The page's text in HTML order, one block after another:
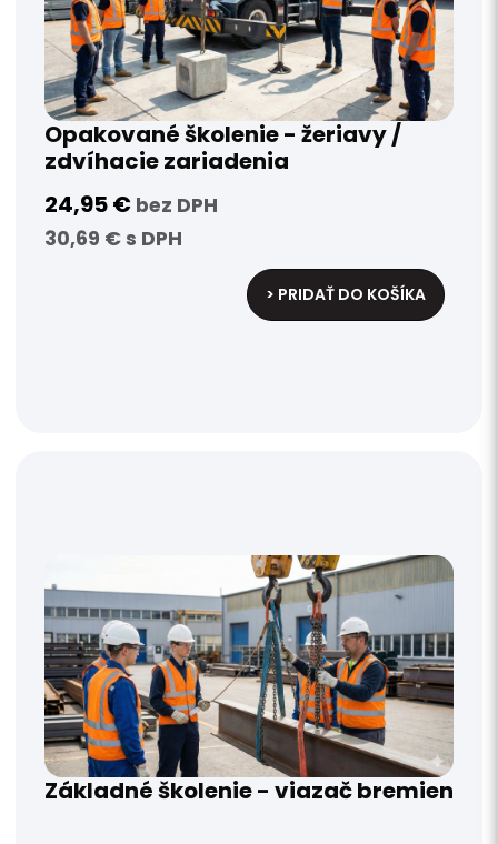
Opakované školenie - žeriavy /
zdvíhacie zariadenia
24,95 € bez DPH
30,69 € s DPH
> PRIDAŤ DO KOŠÍKA
Základné školenie - viazač bremien